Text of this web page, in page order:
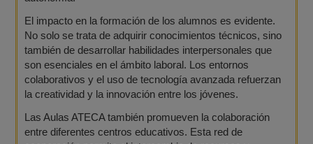
El impacto en la formación de los alumnos es evidente.
No solo se trata de adquirir conocimientos técnicos, sino
también de desarrollar habilidades interpersonales que
son esenciales en el ámbito laboral. Los entornos
colaborativos y el uso de tecnología avanzada refuerzan
la creatividad y la innovación entre los jóvenes.
Las Aulas ATECA también promueven la colaboración
entre diferentes centros educativos. Esta red de